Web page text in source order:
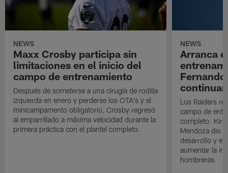
NEWS
Maxx Crosby participa sin
limitaciones en el inicio del
campo de entrenamiento
Después de someterse a una cirugía de rodilla
izquierda en enero y perderse los OTA's y el
minicampamento obligatorio, Crosby regresó
al emparrillado a máxima velocidad durante la
primera práctica con el plantel completo.
NEWS
Arranca
Los Raiders
campo de
completo. Kirk
Mendoza dio
desarrollo y el
aumentar la
hombreras.